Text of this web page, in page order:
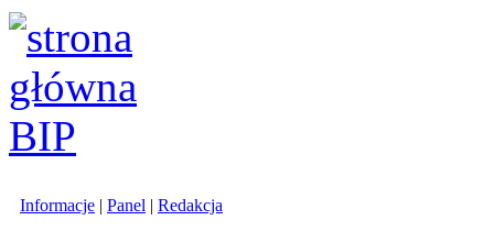
Informacje | Panel | Redakcja